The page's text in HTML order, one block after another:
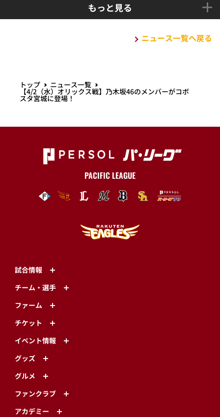
もっと見る
ニュース一覧へ戻る
トップ ニュース一覧
【4/2（水）オリックス戦】乃木坂46のメンバーがコボ
スタ宮城に登場！
PACIFIC LEAGUE
試合情報
チーム・選手
ファーム
チケット
イベント情報
グッズ
グルメ
ファンクラブ
アカデミー